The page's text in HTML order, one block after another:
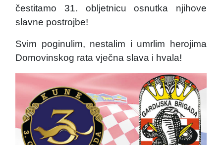
čestitamo 31. obljetnicu osnutka njihove
slavne postrojbe!
Svim poginulim, nestalim i umrlim herojima
Domovinskog rata vječna slava i hvala!